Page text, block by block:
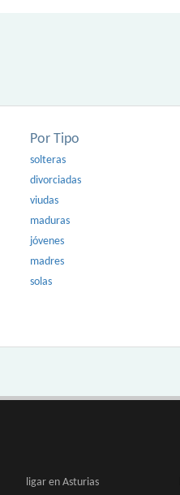
Por Tipo
solteras
divorciadas
viudas
maduras
jóvenes
madres
solas
ligar en Asturias